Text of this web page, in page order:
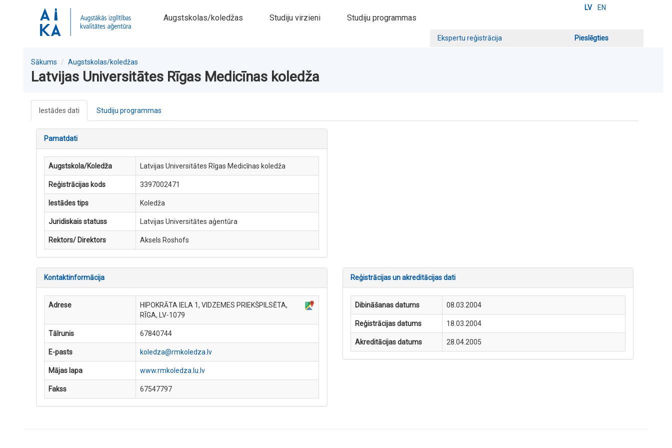
LV EN
Augstskolas/koledžas Studiju virzieni Studiju programmas
Ekspertu reģistrācija Pieslēgties
Sākums Augstskolas/koledžas
Latvijas Universitātes Rīgas Medicīnas koledža
Iestādes dati Studiju programmas
Pamatdati
Augstskola/Koledža Latvijas Universitātes Rīgas Medicīnas koledža
Reģistrācijas kods 3397002471
Iestādes tips Koledža
Juridiskais statuss Latvijas Universitātes aģentūra
Rektors/ Direktors Aksels Roshofs
Kontaktinformācija
Adrese
HIPOKRĀTA IELA 1, VIDZEMES PRIEKŠPILSĒTA,
RĪGA, LV-1079
Tālrunis 67840744
E-pasts koledza@rmkoledza.lv
Mājas lapa www.rmkoledza.lu.lv
Fakss 67547797
Reģistrācijas un akreditācijas dati
Dibināšanas datums 08.03.2004
Reģistrācijas datums 18.03.2004
Akreditācijas datums 28.04.2005